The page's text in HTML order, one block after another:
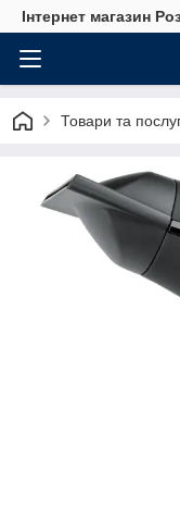
Інтернет магазин
Товари та